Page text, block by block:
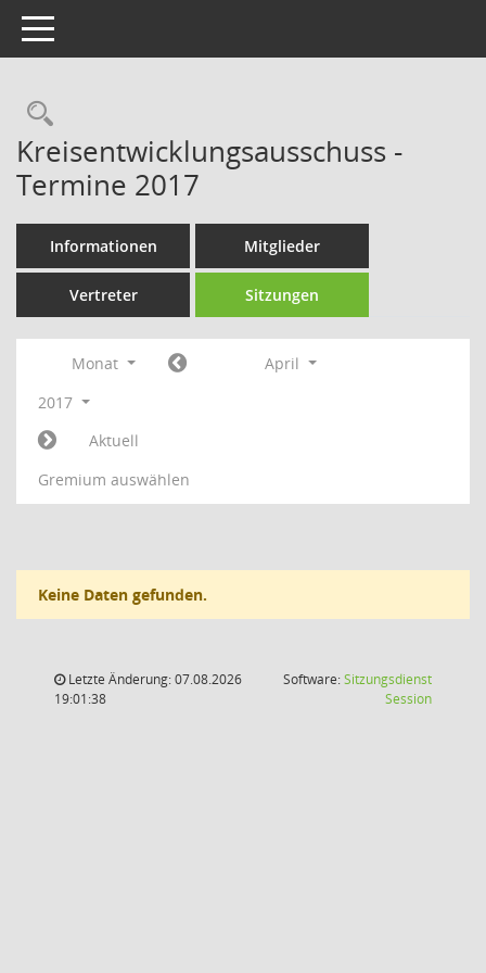
Toggle navigation
Rechercheauswahl
Kreisentwicklungsausschuss -
Termine 2017
Informationen Mitglieder
Vertreter Sitzungen
Monat
April
2017
Aktuell
Gremium auswählen
Keine Daten gefunden.
Letzte Änderung: 07.08.2026
19:01:38
Software:Sitzungsdienst
Session(Wird in